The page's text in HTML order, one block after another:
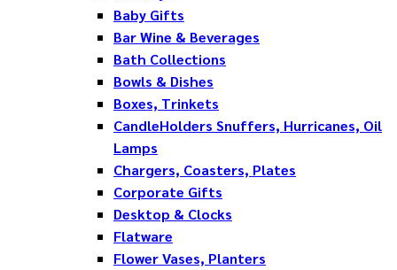
Baby Gifts
Bar Wine & Beverages
Bath Collections
Bowls & Dishes
Boxes, Trinkets
CandleHolders Snuffers, Hurricanes, Oil
Lamps
Chargers, Coasters, Plates
Corporate Gifts
Desktop & Clocks
Flatware
Flower Vases, Planters